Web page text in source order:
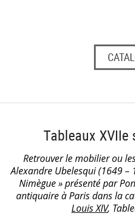
Tableaux XVIIe
Retrouver le mobilier ou
Alexandre Ubelesqui (1649 –
Nimègue » présenté par
antiquaire à Paris dans la
Louis XIV,